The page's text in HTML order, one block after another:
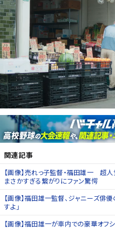
関連記事
【画像】売れっ子監督・福田雄一 超人
まさかすぎる繋がりにファン驚愕
【画像】福田雄一監督、ジャニーズ俳
すよ」
【画像】福田雄一が車内での豪華オフ